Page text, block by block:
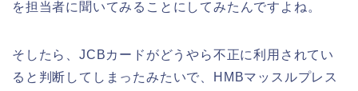
を担当者に聞いてみることにしてみたんですよね。
そしたら、JCBカードがどうやら不正に利用されてい
ると判断してしまったみたいで、HMBマッスルプレス